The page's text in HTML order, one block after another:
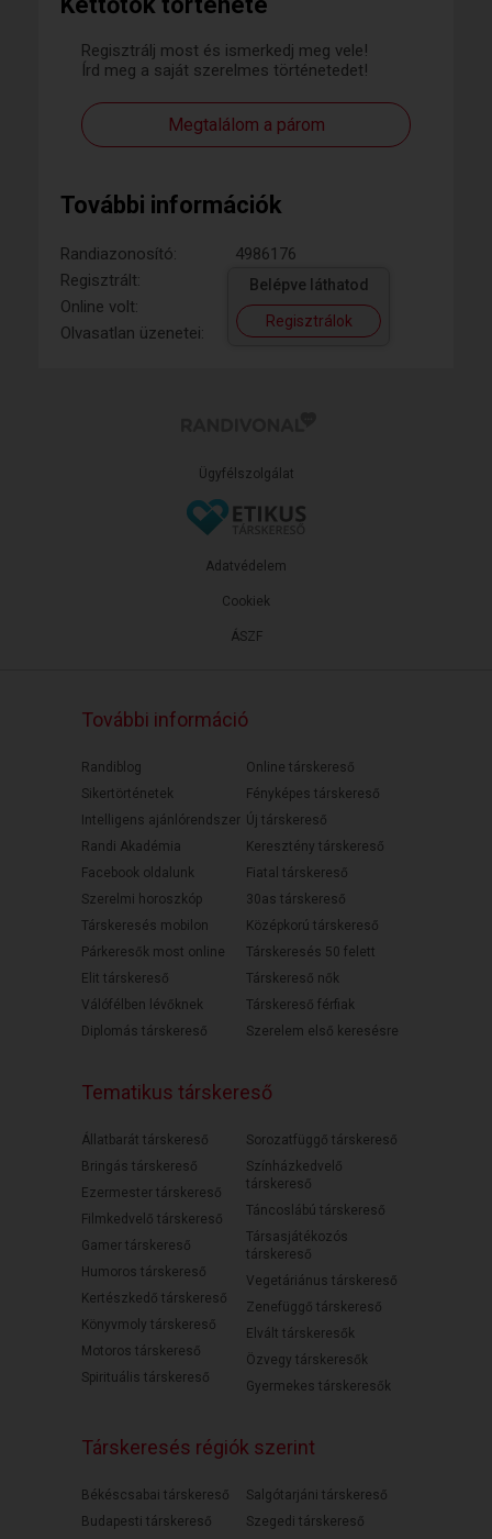
Regisztrálj most és ismerkedj meg vele!
Írd meg a saját szerelmes történetedet!
Megtalálom a párom
További információk
Randiazonosító:
4986176
Regisztrált:
Online volt:
Olvasatlan üzenetei:
Belépve láthatod
Regisztrálok
Ügyfélszolgálat
ÁSZF
Adatvédelem
Cookiek
További információ
Randiblog
Sikertörténetek
Intelligens ajánlórendszer
Randi Akadémia
Facebook oldalunk
Szerelmi horoszkóp
Társkeresés mobilon
Párkeresők most online
Elit társkereső
Válófélben lévőknek
Diplomás társkereső
Online társkereső
Fényképes társkereső
Új társkereső
Keresztény társkereső
Fiatal társkereső
30as társkereső
Középkorú társkereső
Társkeresés 50 felett
Társkereső nők
Társkereső férfiak
Szerelem első keresésre
Tematikus társkereső
Állatbarát társkereső
Bringás társkereső
Ezermester társkereső
Filmkedvelő társkereső
Gamer társkereső
Humoros társkereső
Kertészkedő társkereső
Könyvmoly társkereső
Motoros társkereső
Spirituális társkereső
Sorozatfüggő társkereső
Színházkedvelő
társkereső
Táncoslábú társkereső
Társasjátékozós
társkereső
Vegetáriánus társkereső
Zenefüggő társkereső
Elvált társkeresők
Özvegy társkeresők
Gyermekes társkeresők
Társkeresés régiók szerint
Békéscsabai társkereső
Budapesti társkereső
Salgótarjáni társkereső
Szegedi társkereső